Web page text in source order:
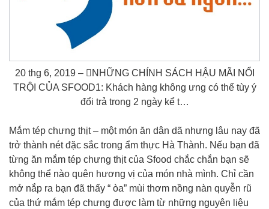
20 thg 6, 2019 – NHỮNG CHÍNH SÁCH HẬU MÃI NỔI
TRỘI CỦA SFOOD1: Khách hàng không ưng có thể tùy ý
đổi trả trong 2 ngày kể t…
Mắm tép chưng thịt – một món ăn dân dã nhưng lâu nay đã
trở thành nét đặc sắc trong ẩm thực Hà Thành. Nếu bạn đã
từng ăn mắm tép chưng thịt của Sfood chắc chắn bạn sẽ
không thể nào quên hương vị của món nhà mình. Chỉ cần
mở nắp ra bạn đã thấy “ òa” mùi thơm nồng nàn quyễn rũ
của thứ mắm tép chưng được làm từ những nguyên liệu